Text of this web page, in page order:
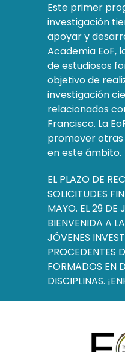
Este primer
investigación
apoyar y
Academia EoF,
de estudiosos
objetivo de
investigación
relacionados
Francisco. La
promover otras
en este ámbito.
EL PLAZO DE
SOLICITUDES
MAYO. EL 29 DE
BIENVENIDA A
JÓVENES
PROCEDENTES
FORMADOS EN
DISCIPLINAS.